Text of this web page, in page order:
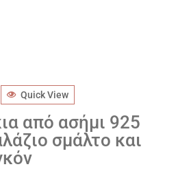
Quick View
από ασήμι 925
σμάλτο και